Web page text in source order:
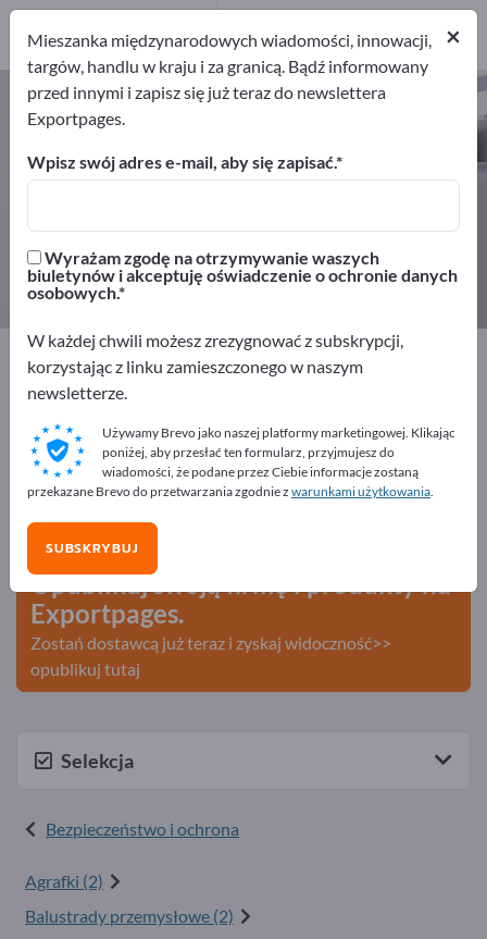
Sprzęt ochronny – znajdź
producentów i dostawców
Dystrybutorów
5
Exportpages
Bezpieczeństwo i ochrona
Sprzęt ochronny
Reklamuj się bezpłatnie w serwisie
Exportpages!
Szukaj – Oferty – Towary używane – Kontakty biznesowe
>> zacznij tutaj
Opublikuj swoją firmę i produkty na
Exportpages.
Zostań dostawcą już teraz i zyskaj widoczność>>
opublikuj tutaj
Selekcja
Bezpieczeństwo i ochrona
Agrafki (2)
Balustrady przemysłowe (2)
×
Mieszanka międzynarodowych wiadomości, innowacji,
targów, handlu w kraju i za granicą. Bądź informowany
przed innymi i zapisz się już teraz do newslettera
Exportpages.
Wpisz swój adres e-mail, aby się zapisać.
Wyrażam zgodę na otrzymywanie waszych
biuletynów i akceptuję oświadczenie o ochronie danych
osobowych.
W każdej chwili możesz zrezygnować z subskrypcji,
korzystając z linku zamieszczonego w naszym
newsletterze.
Używamy Brevo jako naszej platformy marketingowej. Klikając
poniżej, aby przesłać ten formularz, przyjmujesz do
wiadomości, że podane przez Ciebie informacje zostaną
przekazane Brevo do przetwarzania zgodnie z warunkami użytkowania.
SUBSKRYBUJ